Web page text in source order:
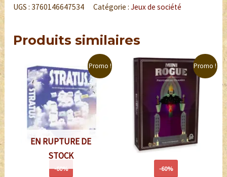
UGS : 3760146647534 Catégorie :Jeux de société
Produits similaires
Promo !
-60%
EN RUPTURE DE
STOCK
Promo !
-60%